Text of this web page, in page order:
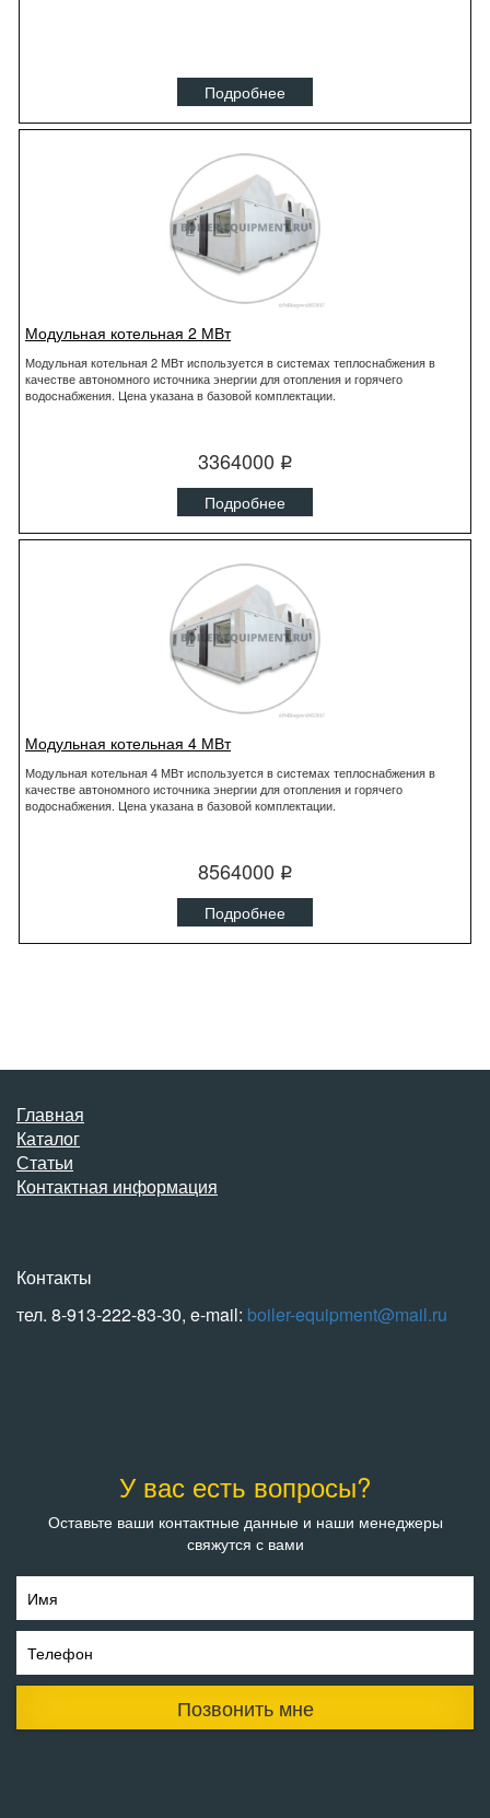
Подробнее
Модульная котельная 2 МВт
Модульная котельная 2 МВт используется в системах теплоснабжения в
качестве автономного источника энергии для отопления и горячего
водоснабжения. Цена указана в базовой комплектации.
3364000 q
Подробнее
Модульная котельная 4 МВт
Модульная котельная 4 МВт используется в системах теплоснабжения в
качестве автономного источника энергии для отопления и горячего
водоснабжения. Цена указана в базовой комплектации.
8564000 q
Подробнее
Главная
Каталог
Статьи
Контактная информация
Контакты
тел. 8-913-222-83-30, e-mail: boiler-equipment@mail.ru
У вас есть вопросы?
Оставьте ваши контактные данные и наши менеджеры
свяжутся с вами
Имя
Телефон
Позвонить мне